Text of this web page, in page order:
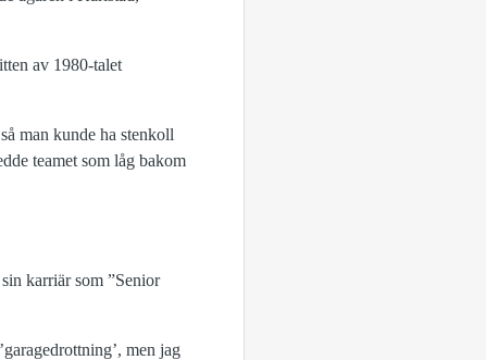
av 1980-talet
man kunde ha stenkoll
teamet som låg bakom
karriär som ”Senior
men jag